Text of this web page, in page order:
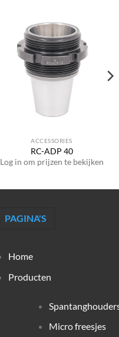
ACCESSORIES
RC-ADP 40
Log in om prijzen te bekijken
PAGINA'S
Home
Producten
Micro freesjes